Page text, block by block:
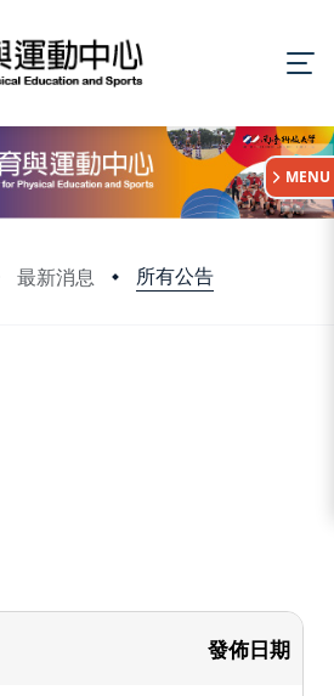
最新消息 所有公告
MENU
發佈日期